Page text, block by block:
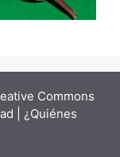
Commons
| ¿Quiénes